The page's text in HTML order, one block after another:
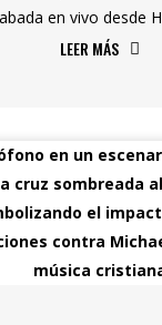
en vivo desde
LEER MÁS